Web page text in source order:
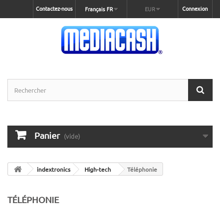
Connexion
EUR
Français FR
Contactez-nous
Panier (vide)
indextronics High-tech Téléphonie
TÉLÉPHONIE